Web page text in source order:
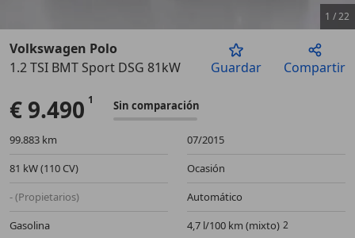
Anterior
1 /22
Volkswagen Polo
1.2 TSI BMT Sport DSG 81kW
Guardar Compartir
€ 9.490 Sin comparación
99.883 km
07/2015
81 kW (110 CV)
Ocasión
- (Propietarios)
Automático
Gasolina
4,7 l/100 km (mixto)